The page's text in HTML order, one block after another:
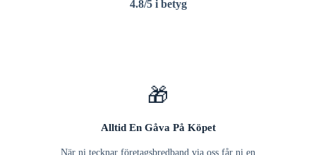
4.8/5 i betyg
🎁
Alltid En Gåva På Köpet
När ni tecknar företagsbredband via oss får ni en